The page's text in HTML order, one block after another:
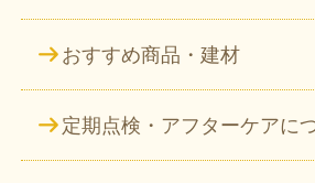
おすすめ商品・建材
定期点検・アフターケアに